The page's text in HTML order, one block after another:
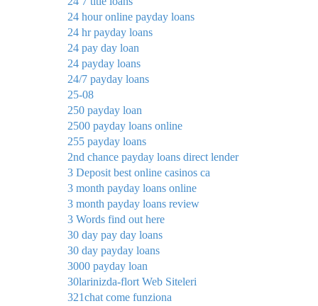
24 hour online payday loans
24 hr payday loans
24 pay day loan
24 payday loans
24/7 payday loans
25-08
250 payday loan
2500 payday loans online
255 payday loans
2nd chance payday loans direct lender
3 Deposit best online casinos ca
3 month payday loans online
3 month payday loans review
3 Words find out here
30 day pay day loans
30 day payday loans
3000 payday loan
30larinizda-flort Web Siteleri
321chat come funziona